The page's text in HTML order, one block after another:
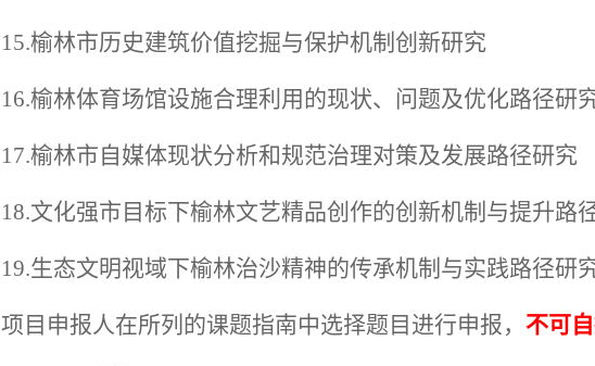
15.榆林市历史建筑价值挖掘与保护机制创新研究
16.榆林体育场馆设施合理利用的现状、问题及优化路径研
17.榆林市自媒体现状分析和规范治理对策及发展路径研究
18.文化强市目标下榆林文艺精品创作的创新机制与提升路
19.生态文明视域下榆林治沙精神的传承机制与实践路径研
项目申报人在所列的课题指南中选择题目进行申报， 不可